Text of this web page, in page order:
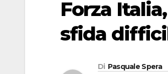
Forza
sfida
Di Pasquale Spera